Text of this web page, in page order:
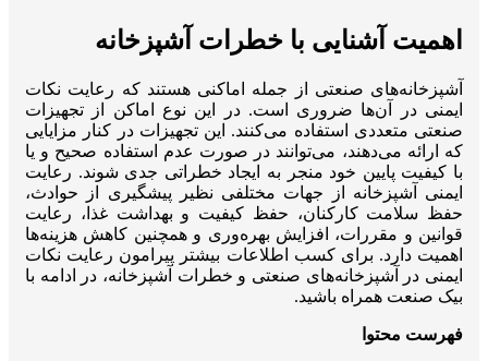
اهمیت آشنایی با خطرات آشپزخانه
آشپزخانه‌های صنعتی از جمله اماکنی هستند که رعایت نکات
ایمنی در آن‌ها ضروری است. در این نوع اماکن از تجهیزات
صنعتی متعددی استفاده می‌کنند. این تجهیزات در کنار مزایایی
که ارائه می‌دهند، می‌توانند در صورت عدم استفاده صحیح و یا
با کیفیت پایین خود منجر به ایجاد خطراتی جدی شوند. رعایت
ایمنی آشپزخانه از جهات مختلفی نظیر پیشگیری از حوادث،
حفظ سلامت کارکنان، حفظ کیفیت و بهداشت غذا، رعایت
قوانین و مقررات، افزایش بهره‌وری و همچنین کاهش هزینه‌ها
اهمیت دارد. برای کسب اطلاعات بیشتر پیرامون رعایت نکات
ایمنی در آشپزخانه‌های صنعتی و خطرات آشپزخانه، در ادامه با
بیک صنعت همراه باشید.
فهرست محتوا